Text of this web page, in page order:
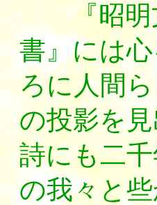
『昭明文
書』には
ろに人間
の投影を
詩にも二
の我々と